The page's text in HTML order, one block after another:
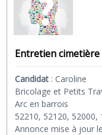
Entretien cimetière
Candidat : Caroline
Bricolage et Petits
Arc en barrois
52210, 52120, 52000,
Annonce mise à jour